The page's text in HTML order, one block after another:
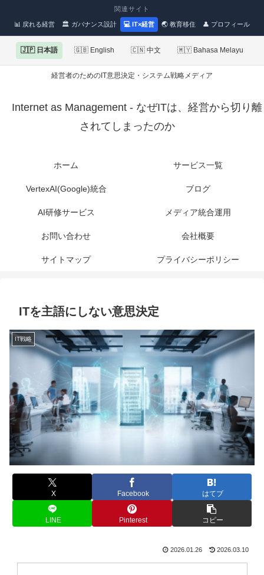
関連サイト
📊 戻れる経営 🏛 ガバナンス設計 💻 IT×経営 🌏 教育移住 👤 プロフィール
🇯🇵 日本語 🇬🇧 English 🇨🇳 中文 🇲🇾 Bahasa Melayu
経営者のためのIT意思決定・システム戦略メディア
Internet as Management - なぜITは、経営から切り離
されてしまったのか
ホーム サービス一覧
VertexAI(Google)統合 ブログ
AI研修サービス メディア統合運用
お問い合わせ 会社概要
サイトマップ プライバシーポリシー
ITを主語にしない意思決定
IT戦略
X Facebook はてブ
LINE Pinterest コピー
2026.01.26 2026.03.10